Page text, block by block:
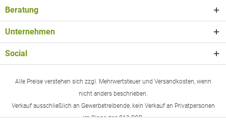
Beratung
Unternehmen
Social
Alle Preise verstehen sich zzgl. Mehrwertsteuer und Versandkosten, wenn
nicht anders beschrieben.
Verkauf ausschließlich an Gewerbetreibende, kein Verkauf an Privatpersonen
im Sinne des §13 BGB.